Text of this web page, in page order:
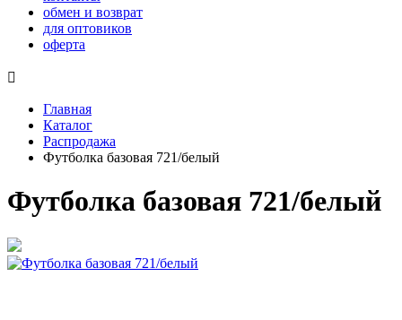
обмен и возврат
для оптовиков
оферта

Главная
Каталог
Распродажа
Футболка базовая 721/белый
Футболка базовая 721/белый